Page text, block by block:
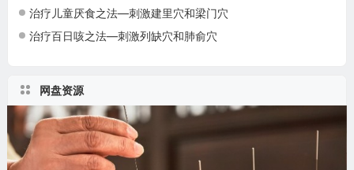
治疗儿童厌食之法—刺激建里穴和梁门穴
治疗百日咳之法—刺激列缺穴和肺俞穴
网盘资源